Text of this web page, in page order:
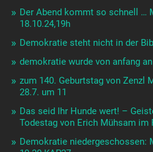
Der Abend kommt so schnell …
18.10.24,19h
Demokratie steht nicht in der
demokratie wurde von anfang
zum 140. Geburtstag von Zenzl
28.7. um 11
Das seid Ihr Hunde wert! –
Todestag von Erich Mühsam im
Demokratie niedergeschossen: